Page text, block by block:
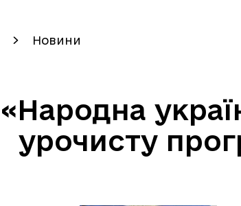
Новини
«Народна
урочисту